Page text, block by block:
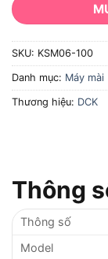
SKU: KSM06-100
Danh mục: Máy mài
Thương hiệu: DCK
Thông
Thông số
Model